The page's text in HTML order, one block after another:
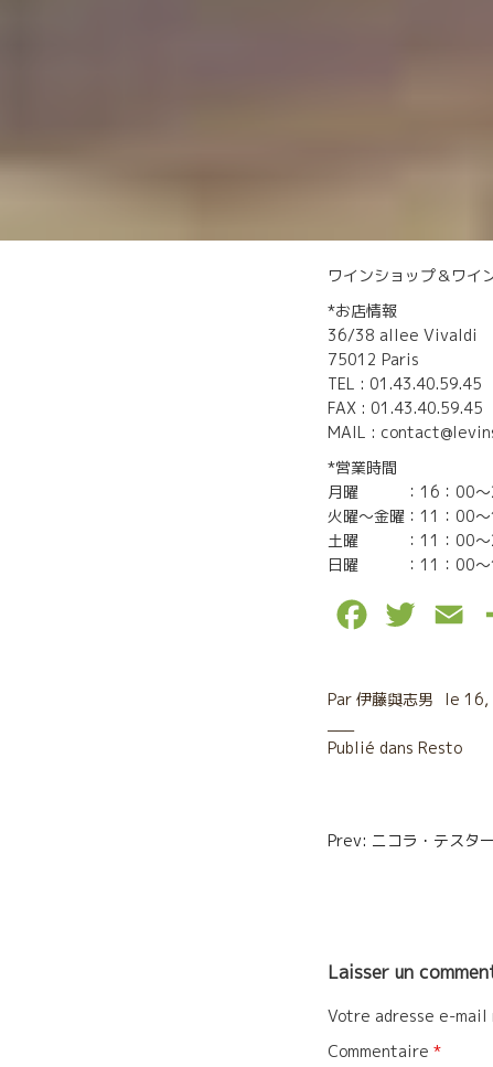
ワインショップ＆ワイ
*お店情報
36/38 allee Vivaldi
75012 Paris
TEL : 01.43.40.59.45
FAX : 01.43.40.59.45
MAIL :
*営業時間
月曜 ：16：00〜
火曜〜金曜：11：
土曜 ：11：00〜
日曜 ：11：00〜
c
o
i
a
Par 伊藤與志男 le 16,
Publié dans Resto
Navigation
de
Prev: ニコラ・テスタ
Laisser un
Votre adresse e-mail
Commentaire *